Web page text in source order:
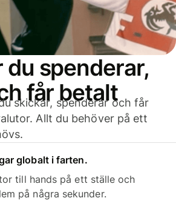
du spenderar,
får betalt
skickar, spenderar och får
Allt du behöver på ett
globalt i farten.
till hands på ett ställe och
på några sekunder.